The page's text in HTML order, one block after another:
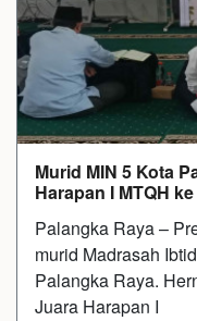
Murid MIN 5 Kota
Harapan I MTQH
Palangka Raya –
murid Madrasah
Palangka Raya.
Juara Harapan I